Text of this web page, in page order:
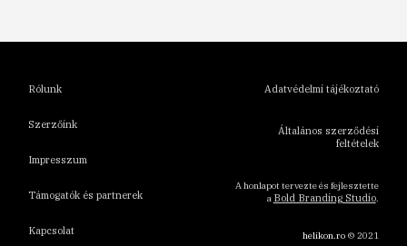
Rólunk
Szerzőink
Impresszum
Támogatók és partnerek
Kapcsolat
Adatvédelmi tájékoztató
Általános szerződési
feltételek
A honlapot tervezte és fejlesztette
a Bold Branding Studio.
helikon.ro© 2021